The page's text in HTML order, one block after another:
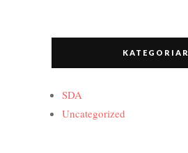
KATEGORIAR
SDA
Uncategorized